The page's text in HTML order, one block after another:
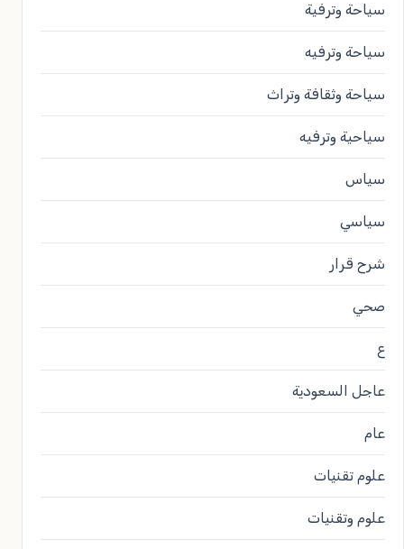
سياحة وترفية
سياحة وترفيه
سياحة وثقافة وتراث
سياحية وترفيه
سياس
سياسي
شرح قرار
صحي
ع
عاجل السعودية
عام
علوم تقنيات
علوم وتقنيات